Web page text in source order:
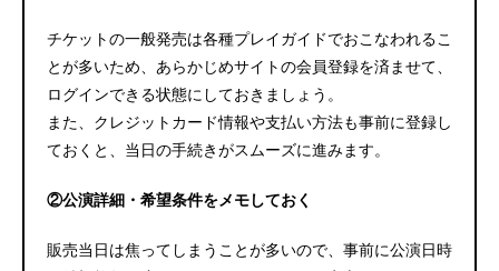
チケットの一般発売は各種プレイガイドでおこなわれるこ
とが多いため、あらかじめサイトの会員登録を済ませて、
ログインできる状態にしておきましょう。
また、クレジットカード情報や支払い方法も事前に登録し
ておくと、当日の手続きがスムーズに進みます。
②公演詳細・希望条件をメモしておく
販売当日は焦ってしまうことが多いので、事前に公演日時